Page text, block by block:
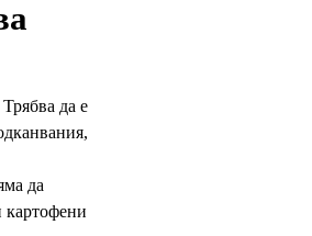
да е
да
картофени